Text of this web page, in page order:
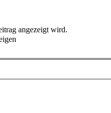
angezeigt wird.